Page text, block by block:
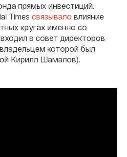
прямых инвестиций.
Times связывало влияние
кругах именно со
в совет директоров
которой был
Кирилл Шамалов).